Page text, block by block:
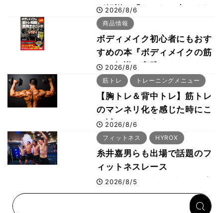
が解説！「なかなか大きくな
らない肩の鍛え方」前編
2026/8/6
商品情報
ボディメイク初心者にもおす
すめの本『ボディメイクの筋
トレ知識と実践テクニック』
2026/8/6
筋トレ トレーニングメニュー
【胸トレ＆背中トレ】筋トレ
のマンネリ化を感じた時にこ
そ試したいおすすめメニュー
「拮抗筋スーパーセット法」
2026/8/6
フィットネス HYROX
糸井嘉男らも出場で話題のフ
ィットネスレース
HYROX（ハイロックス）が
幕張メッセで8月6日から開
幕 約1万2,000人が集結
2026/8/5